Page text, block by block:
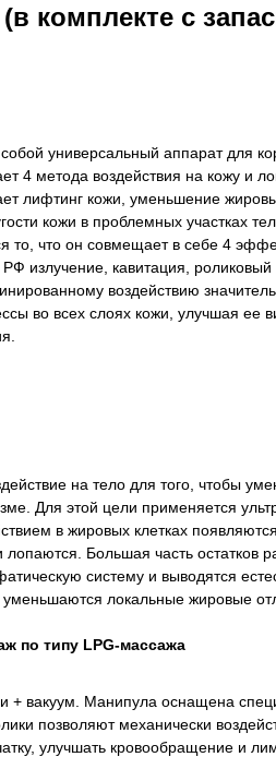
комплекте с
универсальный аппарат для
4 метода воздействия на кожу и
лифтинг кожи, уменьшение
кожи в проблемных участках
то, что он совмещает в себе 4
излучение, кавитация, роликовый
воздействию
во всех слоях кожи, улучшая ее
на тело для того, чтобы
Для этой цели применяется
в жировых клетках
Большая часть остатков
систему и выводятся
уменьшаются локальные жировые
по типу LPG-массажа
+ вакуум. Манипула оснащена
позволяют механически
улучшать кровообращение и